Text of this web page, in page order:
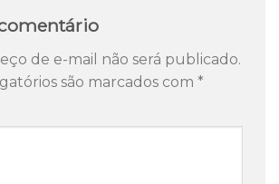
de e-mail não será publicado.
são marcados com *